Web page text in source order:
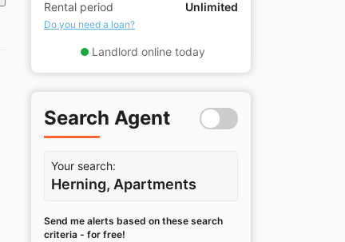
Rental period
Unlimited
Do you need a loan?
Landlord online today
Search Agent
Your search:
Herning, Apartments
Send me alerts based on these search
criteria - for free!